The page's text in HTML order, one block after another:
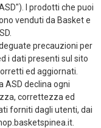
I prodotti che puoi
venduti da Basket e
precauzioni per
i dati presenti sul sito
ed aggiornati.
ASD declina ogni
correttezza ed
forniti dagli utenti, dai